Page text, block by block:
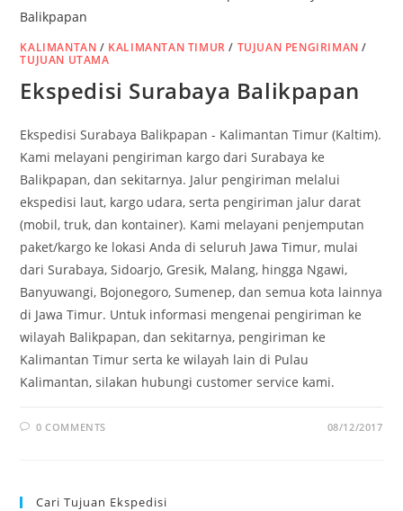
KALIMANTAN / KALIMANTAN TIMUR / TUJUAN PENGIRIMAN /
TUJUAN UTAMA
Ekspedisi Surabaya Balikpapan
Ekspedisi Surabaya Balikpapan - Kalimantan Timur (Kaltim).
Kami melayani pengiriman kargo dari Surabaya ke
Balikpapan, dan sekitarnya. Jalur pengiriman melalui
ekspedisi laut, kargo udara, serta pengiriman jalur darat
(mobil, truk, dan kontainer). Kami melayani penjemputan
paket/kargo ke lokasi Anda di seluruh Jawa Timur, mulai
dari Surabaya, Sidoarjo, Gresik, Malang, hingga Ngawi,
Banyuwangi, Bojonegoro, Sumenep, dan semua kota lainnya
di Jawa Timur. Untuk informasi mengenai pengiriman ke
wilayah Balikpapan, dan sekitarnya, pengiriman ke
Kalimantan Timur serta ke wilayah lain di Pulau
Kalimantan, silakan hubungi customer service kami.
0 COMMENTS 08/12/2017
Cari Tujuan Ekspedisi